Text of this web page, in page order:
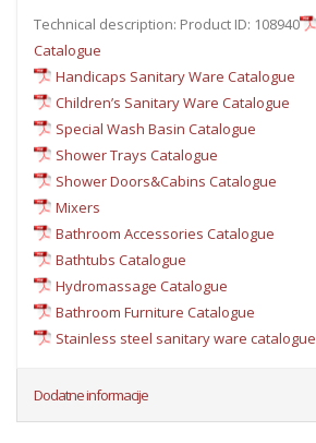
Technical description: Product ID: 108940
Catalogue
Handicaps Sanitary Ware Catalogue
Children’s Sanitary Ware Catalogue
Special Wash Basin Catalogue
Shower Trays Catalogue
Shower Doors&Cabins Catalogue
Mixers
Bathroom Accessories Catalogue
Bathtubs Catalogue
Hydromassage Catalogue
Bathroom Furniture Catalogue
Stainless steel sanitary ware catalogue
Dodatne informacije